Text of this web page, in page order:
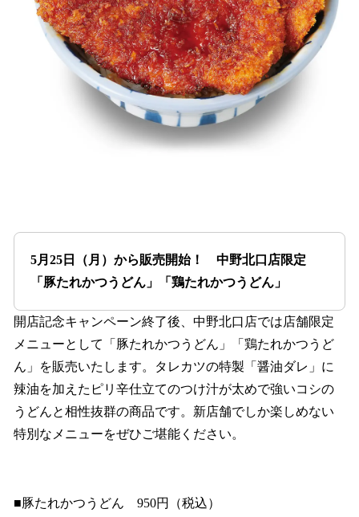
5月25日（月）から販売開始！ 中野北口店限定
「豚たれかつうどん」「鶏たれかつうどん」
開店記念キャンペーン終了後、中野北口店では店舗限定
メニューとして「豚たれかつうどん」「鶏たれかつうど
ん」を販売いたします。タレカツの特製「醤油ダレ」に
辣油を加えたピリ辛仕立てのつけ汁が太めで強いコシの
うどんと相性抜群の商品です。新店舗でしか楽しめない
特別なメニューをぜひご堪能ください。
■豚たれかつうどん 950円（税込）